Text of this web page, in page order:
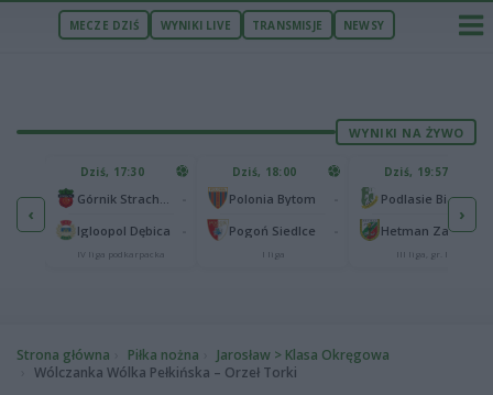
MECZE DZIŚ WYNIKI LIVE TRANSMISJE NEWSY
WYNIKI NA ŻYWO
‹
65
25
Dziś, 17:30
Igloopol Dębica
IV liga podkarpacka
Dziś, 18:00
Polonia Bytom
Pogoń Siedlce
I liga
Dziś, 19:57
Podlasie Biała Podlaska
Hetman Zamość
III liga, gr. IV
›
Strona główna Piłka nożna
Jarosław > Klasa Okręgowa
Wólczanka Wólka Pełkińska – Orzeł Torki